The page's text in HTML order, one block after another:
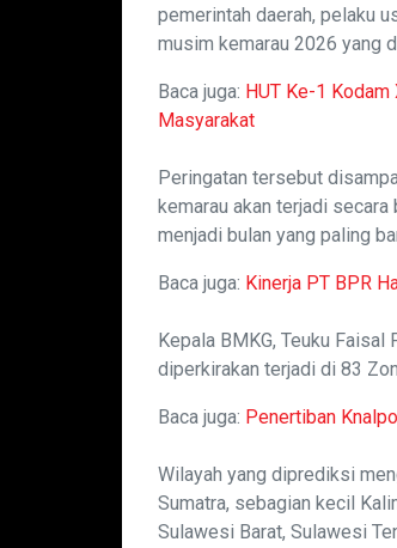
pemerintah daerah, pelaku
musim kemarau 2026 yang
Baca juga: HUT Ke-1 Kodam
Masyarakat
Peringatan tersebut
kemarau akan terjadi
menjadi bulan yang paling
Baca juga: Kinerja PT BPR
Kepala BMKG, Teuku
diperkirakan terjadi di 83
Baca juga: Penertiban
Wilayah yang diprediksi
Sumatra, sebagian kecil
Sulawesi Barat, Sulawesi